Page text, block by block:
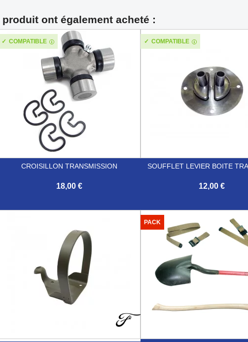
ont également acheté :
CROISILLON TRANSMISSION
18,00 €
COMPATIBLE
SOUFFLET LEVIER BOITE
12,00 €
COMPATIBLE
 Aperçu rapide
PACK